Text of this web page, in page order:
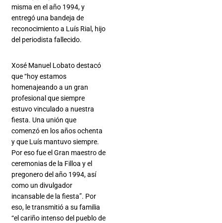
misma en el año 1994, y
entregó una bandeja de
reconocimiento a Luís Rial, hijo
del periodista fallecido.
Xosé Manuel Lobato destacó
que “hoy estamos
homenajeando a un gran
profesional que siempre
estuvo vinculado a nuestra
fiesta. Una unión que
comenzó en los años ochenta
y que Luís mantuvo siempre.
Por eso fue el Gran maestro de
ceremonias de la Filloa y el
pregonero del año 1994, así
como un divulgador
incansable de la fiesta”. Por
eso, le transmitió a su familia
“el cariño intenso del pueblo de